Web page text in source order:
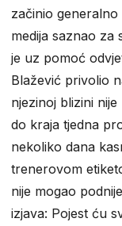
začinio
medija saznao
je uz pomoć
Blažević privolio
njezinoj blizini
do kraja tjedna
nekoliko dana
trenerovom
nije mogao
izjava: Pojest ću